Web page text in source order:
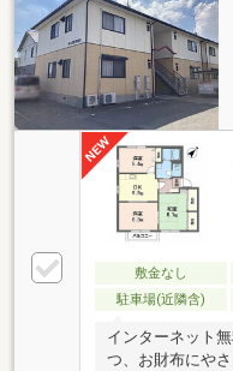
敷金なし
駐車場(近隣含)
インターネット
つ、お財布にや